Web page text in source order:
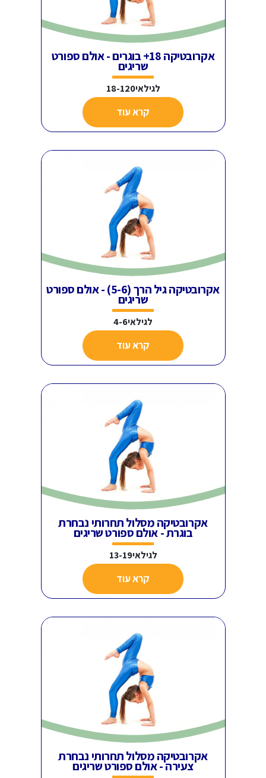
אקרובטיקה 18+ בוגרים - אולם ספורט
שריגים
לגילאי18-120
קרא עוד
אקרובטיקה גיל הרך (5-6) - אולם ספורט
שריגים
לגילאי4-6
קרא עוד
אקרובטיקה מסלול תחרותי נבחרת
בוגרת - אולם ספורט שריגים
לגילאי13-19
קרא עוד
אקרובטיקה מסלול תחרותי נבחרת
צעירה - אולם ספורט שריגים